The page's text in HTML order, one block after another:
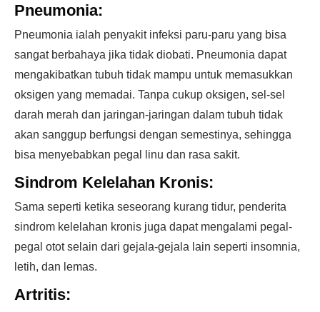
Pneumonia:
Pneumonia ialah penyakit infeksi paru-paru yang bisa
sangat berbahaya jika tidak diobati. Pneumonia dapat
mengakibatkan tubuh tidak mampu untuk memasukkan
oksigen yang memadai. Tanpa cukup oksigen, sel-sel
darah merah dan jaringan-jaringan dalam tubuh tidak
akan sanggup berfungsi dengan semestinya, sehingga
bisa menyebabkan pegal linu dan rasa sakit.
Sindrom Kelelahan Kronis:
Sama seperti ketika seseorang kurang tidur, penderita
sindrom kelelahan kronis juga dapat mengalami pegal-
pegal otot selain dari gejala-gejala lain seperti insomnia,
letih, dan lemas.
Artritis: